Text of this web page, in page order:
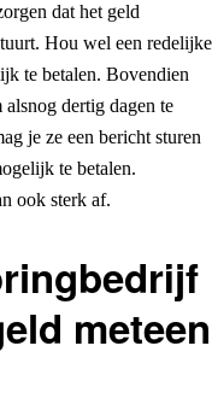
dat het geld
Hou wel een redelijke
te betalen. Bovendien
dertig dagen te
je ze een bericht sturen
te betalen.
ook sterk af.
meteen